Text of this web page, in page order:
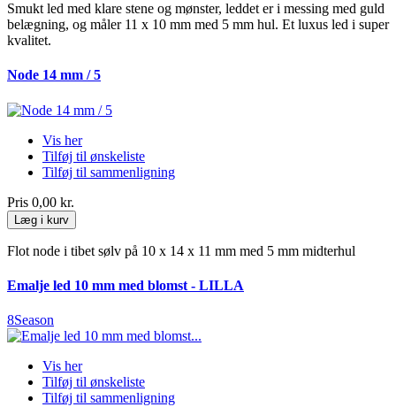
Smukt led med klare stene og mønster, leddet er i messing med guld
belægning, og måler 11 x 10 mm med 5 mm hul. Et luxus led i super
kvalitet.
Node 14 mm / 5
Vis her
Tilføj til ønskeliste
Tilføj til sammenligning
Pris 0,00 kr.
Læg i kurv
Flot node i tibet sølv på 10 x 14 x 11 mm med 5 mm midterhul
Emalje led 10 mm med blomst - LILLA
8Season
Vis her
Tilføj til ønskeliste
Tilføj til sammenligning